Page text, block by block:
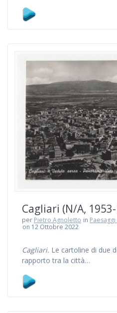
Cagliari (N/A,
per Pietro Agnoletto in
on 12 Ottobre 2022
Cagliari. Le cartoline di due
rapporto tra la città…